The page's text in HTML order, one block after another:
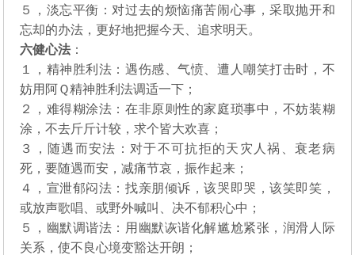
５，淡忘平衡：对过去的烦恼痛苦闹心事，采取抛开和
忘却的办法，更好地把握今天、追求明天。
六健心法 ：
１，精神胜利法：遇伤感、气愤、遭人嘲笑打击时，不
妨用阿Ｑ精神胜利法调适一下；
２，难得糊涂法：在非原则性的家庭琐事中，不妨装糊
涂，不去斤斤计较，求个皆大欢喜；
３，随遇而安法：对于不可抗拒的天灾人祸、衰老病
死，要随遇而安，减痛节哀，振作起来；
４，宣泄郁闷法：找亲朋倾诉，该哭即哭，该笑即笑，
或放声歌唱、或野外喊叫、决不郁积心中；
５，幽默调谐法：用幽默诙谐化解尴尬紧张，润滑人际
关系，使不良心境变豁达开朗；